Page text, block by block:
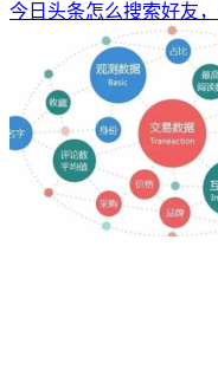
今日头条怎么搜索好友